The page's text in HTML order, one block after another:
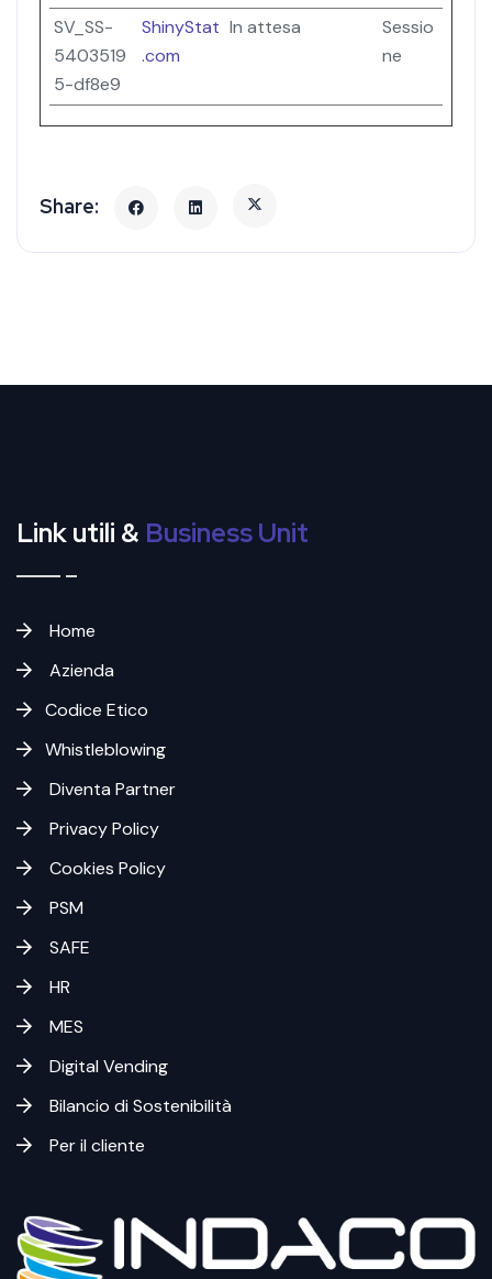
SV_SS-
5403519
5-df8e9
ShinyStat
.com
In attesa
Sessio
ne
Link utili & Business Unit
Home
Azienda
Codice Etico
Whistleblowing
Diventa Partner
Privacy Policy
Cookies Policy
PSM
SAFE
HR
MES
Digital Vending
Bilancio di Sostenibilità
Per il cliente